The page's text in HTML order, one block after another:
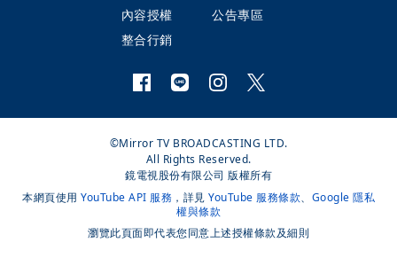
內容授權
公告專區
整合行銷
©Mirror TV BROADCASTING LTD.
All Rights Reserved.
鏡電視股份有限公司 版權所有
本網頁使用 YouTube API 服務 ，詳見 YouTube 服務條款、 Google 隱私
權與條款
瀏覽此頁面即代表您同意上述授權條款及細則